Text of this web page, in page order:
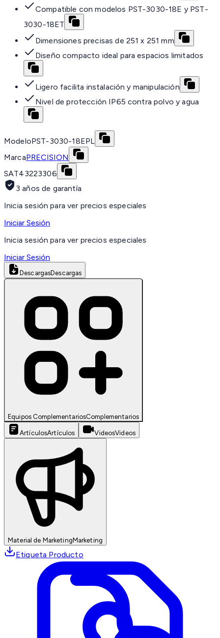
Compatible con modelos PST-3030-18E y PST-
3030-18ET
Dimensiones precisas de 251 x 251 mm
Diseño compacto ideal para espacios limitados
Ligero facilita instalación y manipulación
Nivel de protección IP65 contra polvo y agua
ModeloPST-3030-18EPL
MarcaPRECISION
SAT43223306
3 años de garantía
Inicia sesión para ver precios especiales
Iniciar Sesión
Inicia sesión para ver precios especiales
Iniciar Sesión
DescargasDescargas
Equipos ComplementariosComplementarios
ArtículosArtículos VideosVideos
Material de MarketingMarketing
Etiqueta Producto